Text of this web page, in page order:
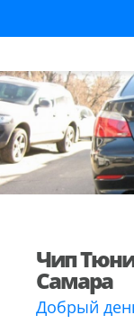
Чип
Самара
Добрый